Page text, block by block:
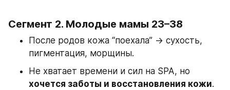
Сегмент 2. Молодые мамы 23–38
После родов кожа “поехала” → сухость,
пигментация, морщины.
хочется заботы и восстановления кожи.